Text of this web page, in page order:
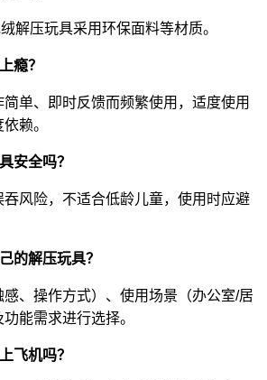
解压玩具采用环保面料等材质。
瘾？
单、即时反馈而频繁使用，适度使用
赖。
安全吗？
风险，不适合低龄儿童，使用时应避
的解压玩具？
、操作方式）、使用场景（办公室/居
能需求进行选择。
飞机吗？